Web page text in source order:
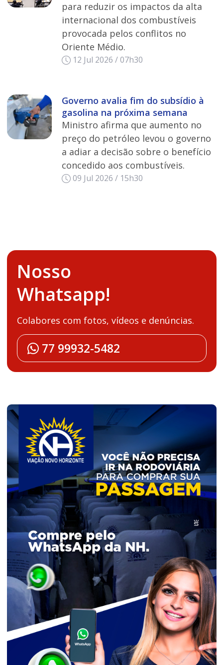
para reduzir os impactos da alta
internacional dos combustíveis
provocada pelos conflitos no
Oriente Médio.
12 Jul 2026 / 07h30
Governo avalia fim do subsídio à
gasolina na próxima semana
Ministro afirma que aumento no
preço do petróleo levou o governo
a adiar a decisão sobre o benefício
concedido aos combustíveis.
09 Jul 2026 / 15h30
Nosso
Whatsapp!
Colabores com fotos, vídeos e denúncias.
77 99932-5482